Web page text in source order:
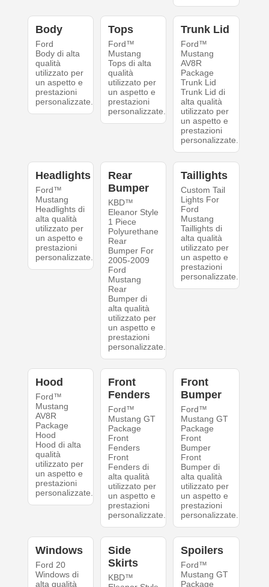
Body
Ford
Body di alta
qualità
utilizzato per
un aspetto e
prestazioni
personalizzate.
Tops
Ford™
Mustang
Tops di alta
qualità
utilizzato per
un aspetto e
prestazioni
personalizzate.
Trunk Lid
Ford™
Mustang
AV8R
Package
Trunk Lid
Trunk Lid di
alta qualità
utilizzato per
un aspetto e
prestazioni
personalizzate.
Headlights
Ford™
Mustang
Headlights di
alta qualità
utilizzato per
un aspetto e
prestazioni
personalizzate.
Rear
Bumper
KBD™
Eleanor Style
1 Piece
Polyurethane
Rear
Bumper For
2005-2009
Ford
Mustang
Rear
Bumper di
alta qualità
utilizzato per
un aspetto e
prestazioni
personalizzate.
Taillights
Custom Tail
Lights For
Ford
Mustang
Taillights di
alta qualità
utilizzato per
un aspetto e
prestazioni
personalizzate.
Hood
Ford™
Mustang
AV8R
Package
Hood
Hood di alta
qualità
utilizzato per
un aspetto e
prestazioni
personalizzate.
Front
Fenders
Ford™
Mustang GT
Package
Front
Fenders
Front
Fenders di
alta qualità
utilizzato per
un aspetto e
prestazioni
personalizzate.
Front
Bumper
Ford™
Mustang GT
Package
Front
Bumper
Front
Bumper di
alta qualità
utilizzato per
un aspetto e
prestazioni
personalizzate.
Windows
Ford 20
Windows di
alta qualità
Side
Skirts
KBD™
Spoilers
Ford™
Mustang GT
Package